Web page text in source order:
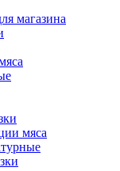
магазина
мяса